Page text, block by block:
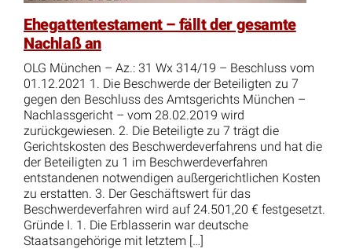
Ehegattentestament – fällt der gesamte
Nachlaß an
OLG München – Az.: 31 Wx 314/19 – Beschluss vom
01.12.2021 1. Die Beschwerde der Beteiligten zu 7
gegen den Beschluss des Amtsgerichts München –
Nachlassgericht – vom 28.02.2019 wird
zurückgewiesen. 2. Die Beteiligte zu 7 trägt die
Gerichtskosten des Beschwerdeverfahrens und hat die
der Beteiligten zu 1 im Beschwerdeverfahren
entstandenen notwendigen außergerichtlichen Kosten
zu erstatten. 3. Der Geschäftswert für das
Beschwerdeverfahren wird auf 24.501,20 € festgesetzt.
Gründe I. 1. Die Erblasserin war deutsche
Staatsangehörige mit letztem […]